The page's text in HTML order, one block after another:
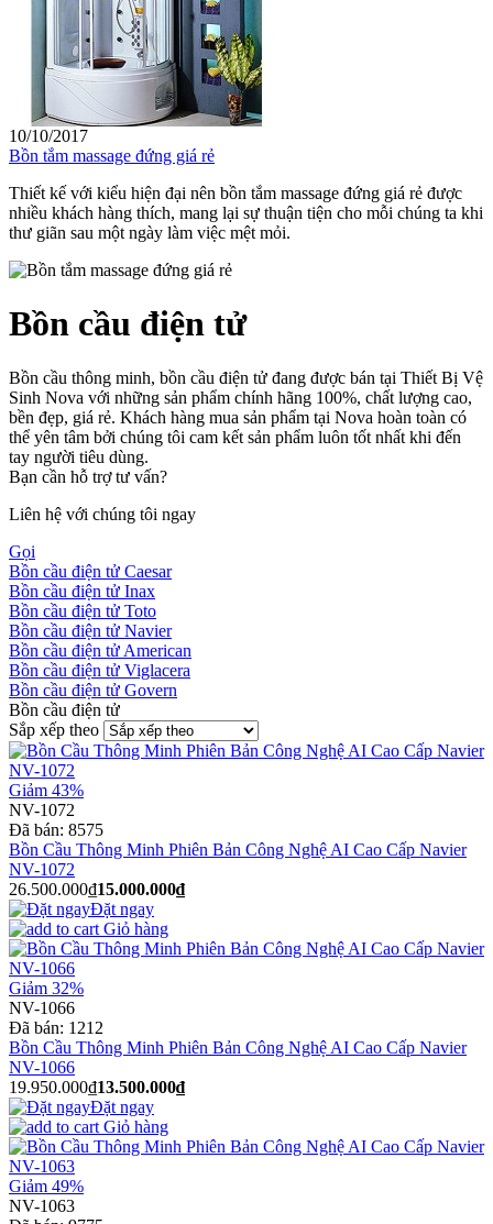
10/10/2017
Bồn tắm massage đứng giá rẻ
Thiết kế với kiểu hiện đại nên bồn tắm massage đứng giá rẻ được
nhiều khách hàng thích, mang lại sự thuận tiện cho mỗi chúng ta khi
thư giãn sau một ngày làm việc mệt mỏi.
Bồn cầu điện tử
Bồn cầu thông minh, bồn cầu điện tử đang được bán tại Thiết Bị Vệ
Sinh Nova với những sản phẩm chính hãng 100%, chất lượng cao,
bền đẹp, giá rẻ. Khách hàng mua sản phẩm tại Nova hoàn toàn có
thể yên tâm bởi chúng tôi cam kết sản phẩm luôn tốt nhất khi đến
tay người tiêu dùng.
Bạn cần hỗ trợ tư vấn?
Liên hệ với chúng tôi ngay
Gọi
Bồn cầu điện tử Caesar
Bồn cầu điện tử Inax
Bồn cầu điện tử Toto
Bồn cầu điện tử Navier
Bồn cầu điện tử American
Bồn cầu điện tử Viglacera
Bồn cầu điện tử Govern
Bồn cầu điện tử
Sắp xếp theo
Giảm 43%
NV-1072
Đã bán: 8575
Bồn Cầu Thông Minh Phiên Bản Công Nghệ AI Cao Cấp Navier
NV-1072
26.500.000₫15.000.000₫
Đặt ngay
Giỏ hàng
Giảm 32%
NV-1066
Đã bán: 1212
Bồn Cầu Thông Minh Phiên Bản Công Nghệ AI Cao Cấp Navier
NV-1066
19.950.000₫13.500.000₫
Đặt ngay
Giỏ hàng
Giảm 49%
NV-1063